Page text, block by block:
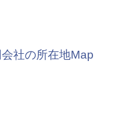
社の所在地Map